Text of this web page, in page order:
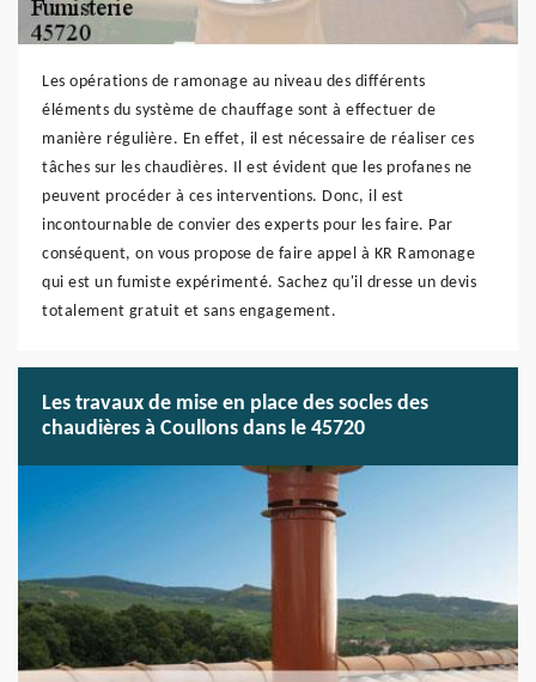
Les opérations de ramonage au niveau des différents
éléments du système de chauffage sont à effectuer de
manière régulière. En effet, il est nécessaire de réaliser ces
tâches sur les chaudières. Il est évident que les profanes ne
peuvent procéder à ces interventions. Donc, il est
incontournable de convier des experts pour les faire. Par
conséquent, on vous propose de faire appel à KR Ramonage
qui est un fumiste expérimenté. Sachez qu'il dresse un devis
totalement gratuit et sans engagement.
Les travaux de mise en place des socles des
chaudières à Coullons dans le 45720